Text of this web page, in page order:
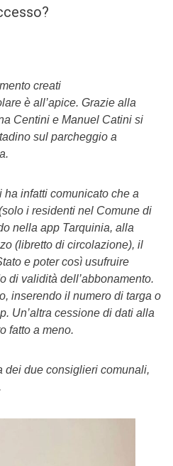
creati
è all’apice. Grazie alla
Centini e Manuel Catini si
sul parcheggio a
ha infatti comunicato che a
i residenti nel Comune di
nella app Tarquinia, alla
(libretto di circolazione), il
e poter così usufruire
di validità dell’abbonamento.
inserendo il numero di targa o
Un’altra cessione di dati alla
fatto a meno.
dei due consiglieri comunali,